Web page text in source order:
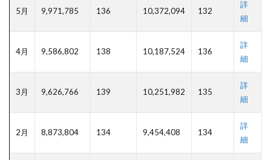
5月 9,971,785 136 10,372,094 132
詳
細
4月 9,586,802 138 10,187,524 136
詳
細
3月 9,626,766 139 10,251,982 135
詳
細
2月 8,873,804 134 9,454,408 134
詳
細